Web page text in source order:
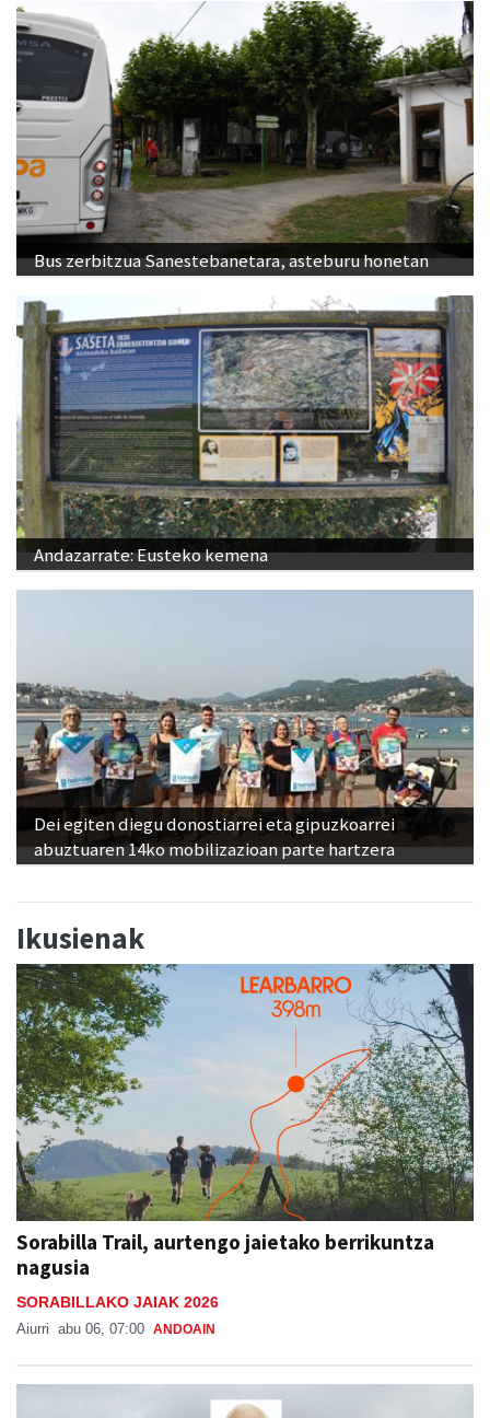
Bus zerbitzua Sanestebanetara, asteburu honetan
Andazarrate: Eusteko kemena
Dei egiten diegu donostiarrei eta gipuzkoarrei
abuztuaren 14ko mobilizazioan parte hartzera
Ikusienak
Sorabilla Trail, aurtengo jaietako berrikuntza
nagusia
SORABILLAKO JAIAK 2026
Aiurri abu 06, 07:00 ANDOAIN